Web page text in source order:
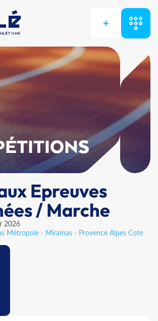
+
Epreuves
/ Marche
2026
Métropole - Miramas - Provence Alpes Cote